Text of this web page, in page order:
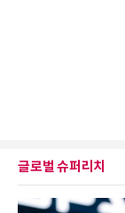
글로벌 슈퍼리치